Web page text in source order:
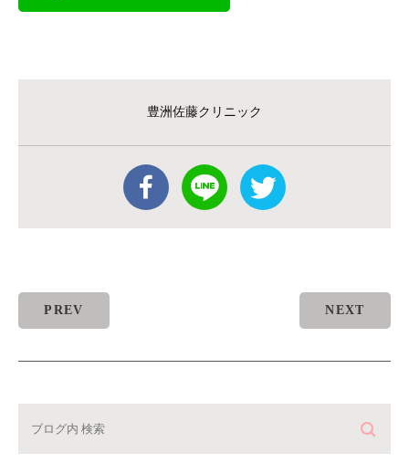
豊洲佐藤クリニック
PREV NEXT